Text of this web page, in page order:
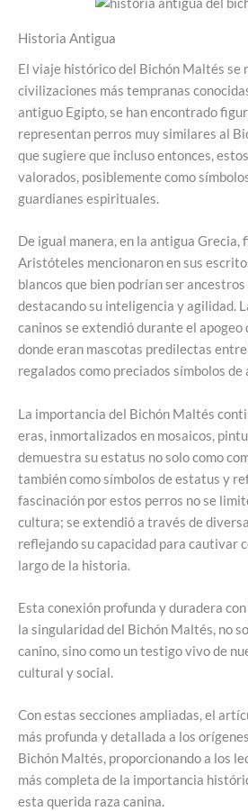
Historia Antigua
El viaje histórico del Bichón Maltés se
civilizaciones más tempranas
antiguo Egipto, se han encontrado
representan perros muy similares al
que sugiere que incluso entonces,
valorados, posiblemente como
guardianes espirituales.
De igual manera, en la antigua Grecia,
Aristóteles mencionaron en sus
blancos que bien podrían ser
destacando su inteligencia y agilidad.
caninos se extendió durante el apogeo
donde eran mascotas predilectas
regalados como preciados símbolos de
La importancia del Bichón Maltés
eras, inmortalizados en mosaicos,
demuestra su estatus no solo como
también como símbolos de estatus y
fascinación por estos perros no se
cultura; se extendió a través de
reflejando su capacidad para cautivar
largo de la historia.
Esta conexión profunda y duradera
la singularidad del Bichón Maltés, no
canino, sino como un testigo vivo de
cultural y social.
Con estas secciones ampliadas, el
más profunda y detallada a los
Bichón Maltés, proporcionando a los
más completa de la importancia
esta querida raza canina.